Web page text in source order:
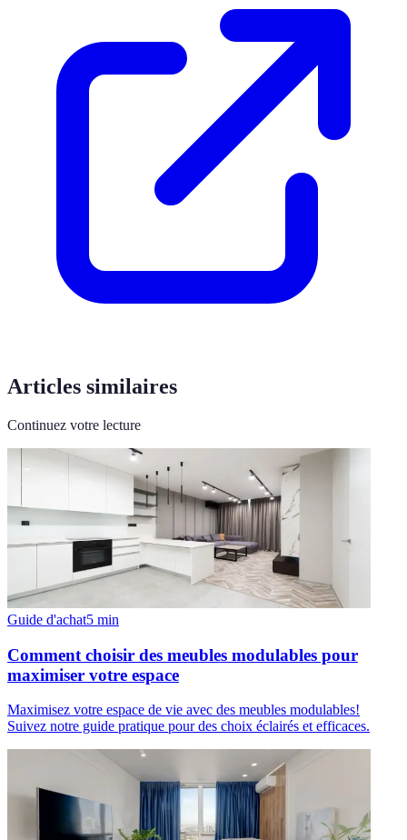
Articles similaires
Continuez votre lecture
Guide d'achat5 min
Comment choisir des meubles modulables pour
maximiser votre espace
Maximisez votre espace de vie avec des meubles modulables!
Suivez notre guide pratique pour des choix éclairés et efficaces.